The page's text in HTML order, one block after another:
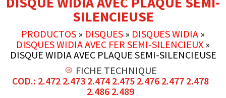
SILENCIEUSE
PRODUCTOS » DISQUES » DISQUES WIDIA »
DISQUES WIDIA AVEC FER SEMI-SILENCIEUX »
DISQUE WIDIA AVEC PLAQUE SEMI-SILENCIEUSE
FICHE TECHNIQUE
COD.: 2.472 2.473 2.474 2.475 2.476 2.477 2.478
2.486 2.489